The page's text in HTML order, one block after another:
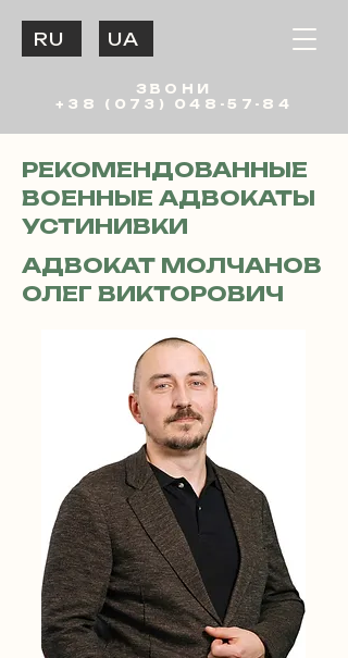
ЗВОНИ
+38 (073) 048-57-84
UA
RU
РЕКОМЕНДОВАННЫЕ
ВОЕННЫЕ АДВОКАТЫ
УСТИНИВКИ
АДВОКАТ МОЛЧАНОВ
ОЛЕГ ВИКТОРОВИЧ